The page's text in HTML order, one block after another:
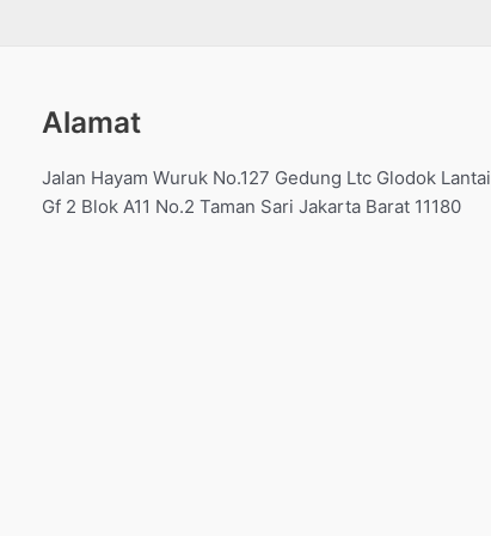
Alamat
Jalan Hayam Wuruk No.127 Gedung Ltc Glodok Lantai
Gf 2 Blok A11 No.2 Taman Sari Jakarta Barat 11180